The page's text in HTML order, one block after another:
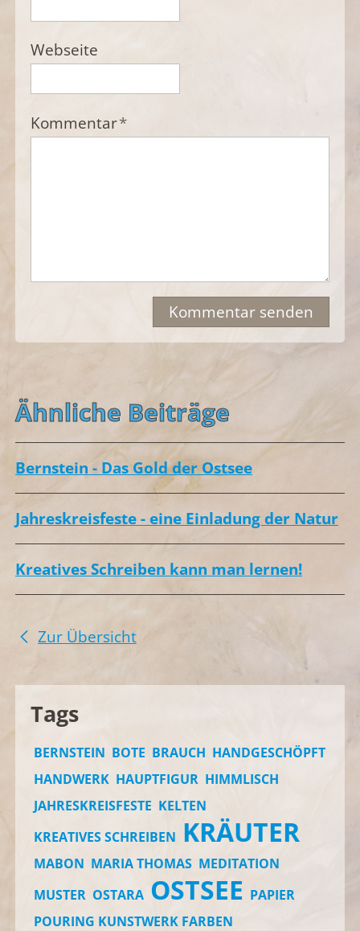
Webseite
Kommentar*
Kommentar senden
Ähnliche Beiträge
Bernstein - Das Gold der Ostsee
Jahreskreisfeste - eine Einladung der Natur
Kreatives Schreiben kann man lernen!
Zur Übersicht
Tags
BERNSTEIN BOTE BRAUCH HANDGESCHÖPFT
HANDWERK HAUPTFIGUR HIMMLISCH
JAHRESKREISFESTE KELTEN
KREATIVES SCHREIBEN KRÄUTER
MABON MARIA THOMAS MEDITATION
MUSTER OSTARA OSTSEE PAPIER
POURING KUNSTWERK FARBEN